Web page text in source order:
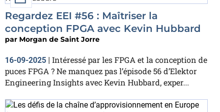
Regardez EEI #56 : Maîtriser la
conception FPGA avec Kevin Hubbard
par Morgan de Saint Jorre
16-09-2025 | Intéressé par les FPGA et la conception de
puces FPGA ? Ne manquez pas l’épisode 56 d’Elektor
Engineering Insights avec Kevin Hubbard, exper...